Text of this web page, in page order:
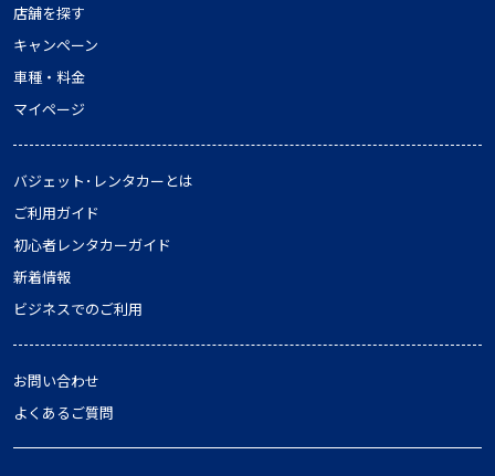
店舗を探す
キャンペーン
車種・料金
マイページ
バジェット･レンタカーとは
ご利用ガイド
初心者レンタカーガイド
新着情報
ビジネスでのご利用
お問い合わせ
よくあるご質問